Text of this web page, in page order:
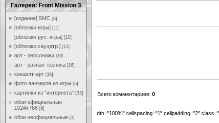
Галерея: Front Mission 3
[издание] SMC [8]
[обложки игры] [11]
[обложки рус. игры] [10]
[обложки саундтр.] [13]
арт - персонажи [19]
арт - разная техника [16]
концепт-арт [38]
фото ванзеров из игры [6]
картинки из "интернета" [33]
обои официальные
1024x768 [9]
обои неофициальные [3]
Всего комментариев: 0
dth="100%" cellspacing="1" cellpadding="2"